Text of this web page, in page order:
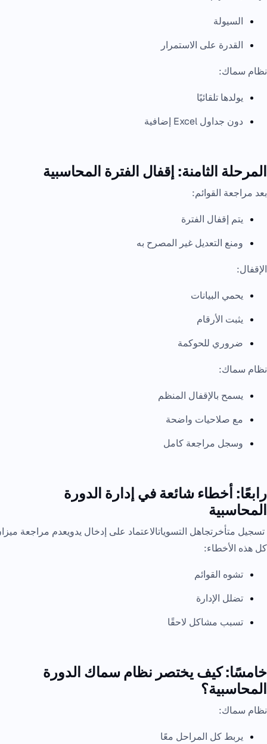
السيولة
القدرة على الاستمرار
نظام سماك:
يولدها تلقائيًا
دون جداول Excel إضافية
المرحلة الثامنة: إقفال الفترة المحاسبية
بعد مراجعة القوائم:
يتم إقفال الفترة
ومنع التعديل غير المصرح به
الإقفال:
يحمي البيانات
يثبت الأرقام
ضروري للحوكمة
نظام سماك:
يسمح بالإقفال المنظم
مع صلاحيات واضحة
وسجل مراجعة كامل
رابعًا: أخطاء شائعة في إدارة الدورة
المحاسبية
تسجيل متأخرتجاهل التسوياتالاعتماد على إدخال يدويعدم مراجعة
كل هذه الأخطاء:
تشوه القوائم
تضلل الإدارة
تسبب مشاكل لاحقًا
خامسًا: كيف يختصر نظام سماك الدورة
المحاسبية؟
نظام سماك:
يربط كل المراحل معًا